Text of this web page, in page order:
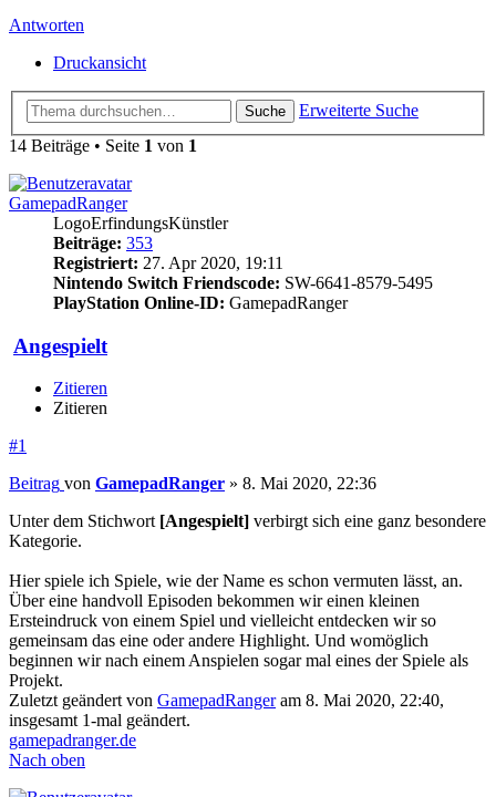
Antworten
Druckansicht
Suche
Erweiterte Suche
14 Beiträge • Seite 1 von 1
GamepadRanger
LogoErfindungsKünstler
Beiträge: 353
Registriert: 27. Apr 2020, 19:11
Nintendo Switch Friendscode: SW-6641-8579-5495
PlayStation Online-ID: GamepadRanger
Angespielt
Zitieren
Zitieren
#1
Beitrag von GamepadRanger » 8. Mai 2020, 22:36
Unter dem Stichwort [Angespielt] verbirgt sich eine ganz besondere
Kategorie.
Hier spiele ich Spiele, wie der Name es schon vermuten lässt, an.
Über eine handvoll Episoden bekommen wir einen kleinen
Ersteindruck von einem Spiel und vielleicht entdecken wir so
gemeinsam das eine oder andere Highlight. Und womöglich
beginnen wir nach einem Anspielen sogar mal eines der Spiele als
Projekt.
Zuletzt geändert von GamepadRangeram 8. Mai 2020, 22:40,
insgesamt 1-mal geändert.
gamepadranger.de
Nach oben